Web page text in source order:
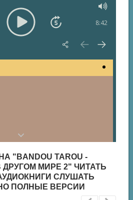
8:42
"BANDOU TAROU -
МИРЕ 2" ЧИТАТЬ
СЛУШАТЬ
ПОЛНЫЕ ВЕРСИИ